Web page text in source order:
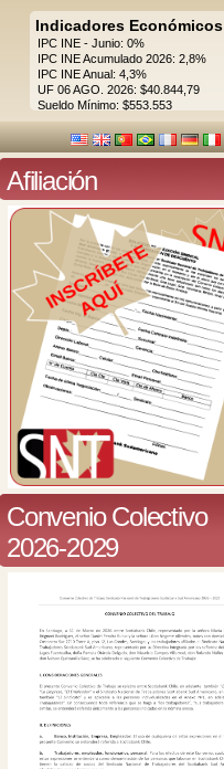
Indicadores Económicos
IPC INE - Junio: 0%
IPC INE Acumulado 2026: 2,8%
IPC INE Anual: 4,3%
UF 06 AGO. 2026: $40.844,79
Sueldo Mínimo: $553.553
Afiliación
Convenio Colectivo
2026-2029